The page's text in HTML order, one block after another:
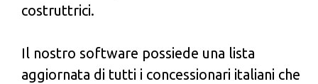
costruttrici.
Il nostro software possiede una lista
aggiornata di tutti i concessionari italiani che